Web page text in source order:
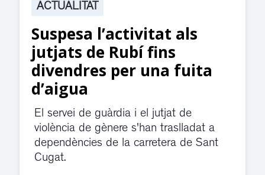
ACTUALITAT
Suspesa l’activitat als
jutjats de Rubí fins
divendres per una fuita
d’aigua
El servei de guàrdia i el jutjat de
violència de gènere s'han traslladat a
dependències de la carretera de Sant
Cugat.